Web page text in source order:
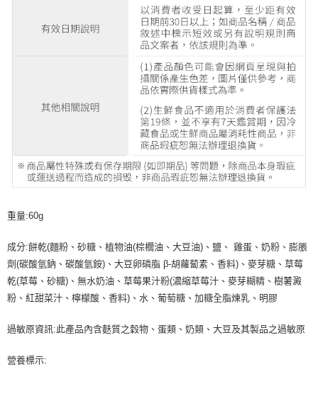
重量:60g
成分:餅乾(麵粉、砂糖、植物油(棕櫚油、大豆油)、鹽、 雞蛋、奶粉、膨脹
劑(碳酸氫鈉、碳酸氫銨)、大豆卵磷脂 β-胡蘿蔔素、香料)、麥芽糖、草莓
乾(草莓、砂糖)、無水奶油、草莓果汁粉(濃縮草莓汁、麥芽糊精、樹薯澱
粉、紅甜菜汁、檸檬酸、香料)、水、葡萄糖、加糖全脂煉乳、明膠
過敏原資訊:此產品內含麩質之穀物、蛋類、奶類、大豆及其製品之過敏原
營養標示: